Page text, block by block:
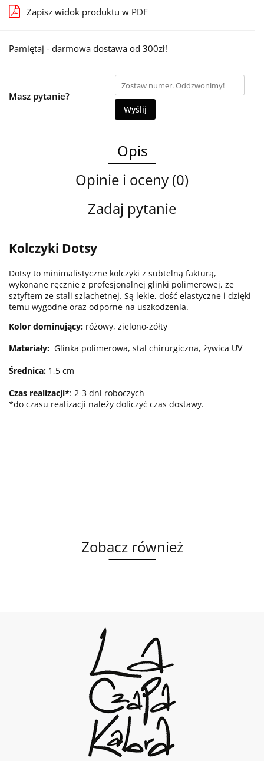
Zapisz widok produktu w PDF
Pamiętaj - darmowa dostawa od 300zł!
Masz pytanie?
Wyślij
Opis
Opinie i oceny (0)
Zadaj pytanie
Kolczyki Dotsy
Dotsy to minimalistyczne kolczyki z subtelną fakturą,
wykonane ręcznie z profesjonalnej glinki polimerowej, ze
sztyftem ze stali szlachetnej. Są lekie, dość elastyczne i dzięki
temu wygodne oraz odporne na uszkodzenia.
Kolor dominujący: różowy, zielono-żółty
Materiały: Glinka polimerowa, stal chirurgiczna, żywica UV
Średnica: 1,5 cm
Czas realizacji*: 2-3 dni roboczych
*do czasu realizacji należy doliczyć czas dostawy.
Zobacz również